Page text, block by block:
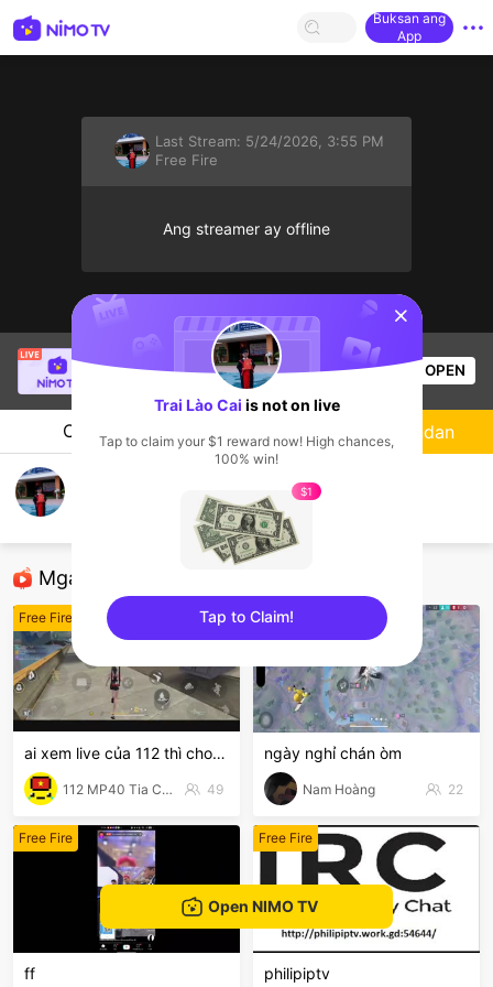
Buksan ang
App
Last Stream: 5/24/2026, 3:55 PM
Free Fire
Ang streamer ay offline
Bao Nguyên Giais live!
54 Views OPEN
Chat Streamer
Mga Nirerekominda Na Mga Streamer
Free Fire
ai xem live của 112 thì cho 112 1 follow với nha
112 MP40 Tia Chớp Tử 49
Free Fire
ngày nghỉ chán òm
Nam Hoàng 22
Free Fire
ff
Free Fire
philipiptv
Sundan
Open NIMO TV
sentinelStart
Trai Lào Cai is not on live
Tap to claim your $1 reward now! High chances,
100% win!
$1
Tap to Claim!
sentinelEnd